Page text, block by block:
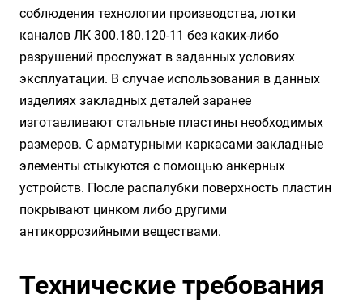
соблюдения технологии производства, лотки
каналов ЛК 300.180.120-11 без каких-либо
разрушений прослужат в заданных условиях
эксплуатации. В случае использования в данных
изделиях закладных деталей заранее
изготавливают стальные пластины необходимых
размеров. С арматурными каркасами закладные
элементы стыкуются с помощью анкерных
устройств. После распалубки поверхность пластин
покрывают цинком либо другими
антикоррозийными веществами.
Технические требования